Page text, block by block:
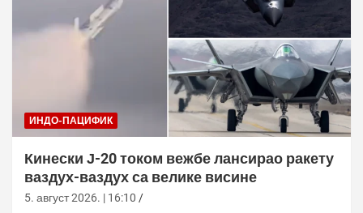
ИНДО-ПАЦИФИК
Кинески Ј-20 током вежбе лансирао ракету
ваздух-ваздух са велике висине
5. август 2026. | 16:10